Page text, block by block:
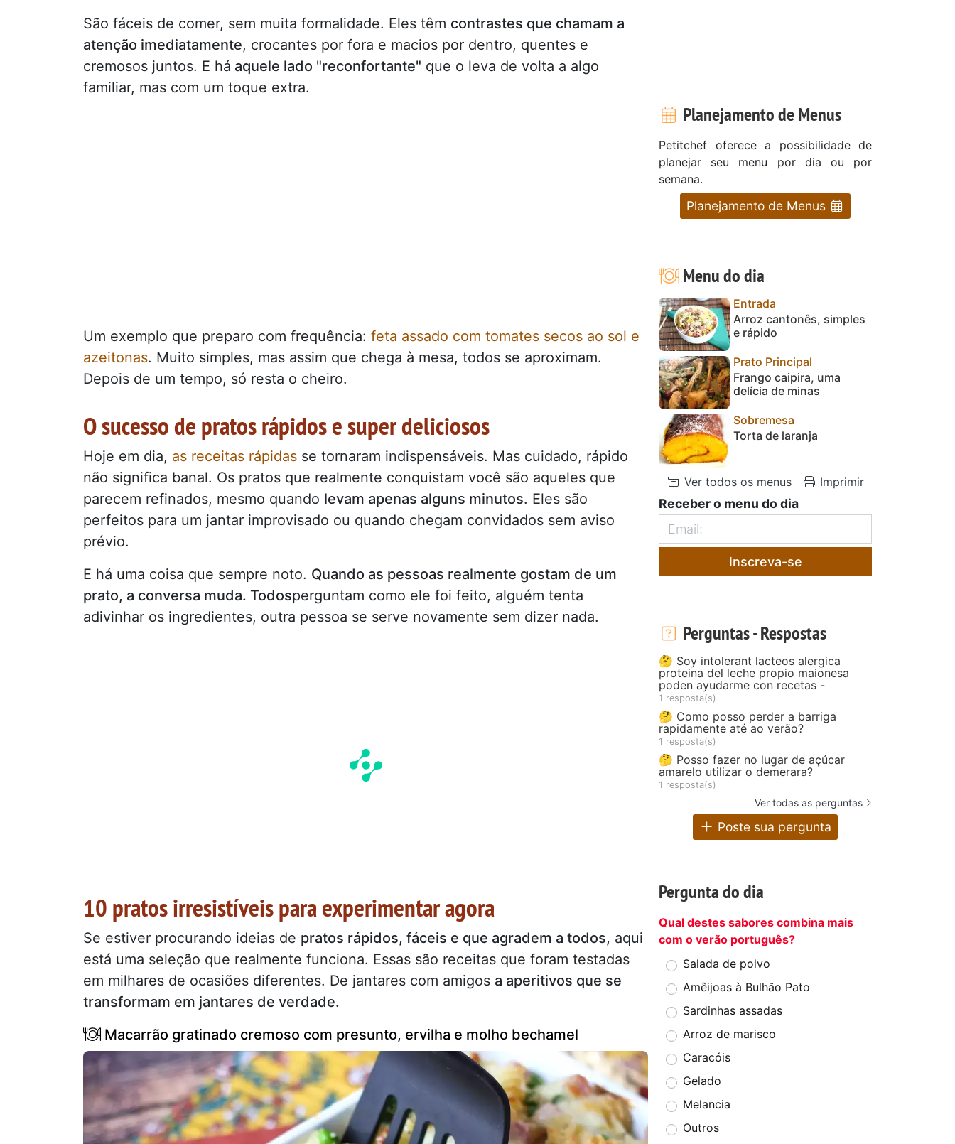
São fáceis de comer, sem muita formalidade. Eles têm contrastes que chamam a
atenção imediatamente, crocantes por fora e macios por dentro, quentes e
cremosos juntos. E há aquele lado "reconfortante" que o leva de volta a algo
familiar, mas com um toque extra.
Um exemplo que preparo com frequência: feta assado com tomates secos ao sol e
azeitonas. Muito simples, mas assim que chega à mesa, todos se aproximam.
Depois de um tempo, só resta o cheiro.
O sucesso de pratos rápidos e super deliciosos
Hoje em dia, as receitas rápidas se tornaram indispensáveis. Mas cuidado, rápido
não significa banal. Os pratos que realmente conquistam você são aqueles que
parecem refinados, mesmo quando levam apenas alguns minutos. Eles são
perfeitos para um jantar improvisado ou quando chegam convidados sem aviso
prévio.
E há uma coisa que sempre noto. Quando as pessoas realmente gostam de um
prato, a conversa muda. Todosperguntam como ele foi feito, alguém tenta
adivinhar os ingredientes, outra pessoa se serve novamente sem dizer nada.
10 pratos irresistíveis para experimentar agora
Se estiver procurando ideias de pratos rápidos, fáceis e que agradem a todos, aqui
está uma seleção que realmente funciona. Essas são receitas que foram testadas
em milhares de ocasiões diferentes. De jantares com amigos a aperitivos que se
transformam em jantares de verdade.
Macarrão gratinado cremoso com presunto, ervilha e molho bechamel
Planejamento de Menus
Petitchef oferece a possibilidade de
planejar seu menu por dia ou por
semana.
Planejamento de Menus
Menu do dia
Entrada
Arroz cantonês, simples
e rápido
Prato Principal
Frango caipira, uma
delícia de minas
Sobremesa
Torta de laranja
Ver todos os menus Imprimir
Receber o menu do dia
Inscreva-se
Perguntas - Respostas
🤔 Soy intolerant lacteos alergica
proteina del leche propio maionesa
poden ayudarme con recetas -
1 resposta(s)
🤔 Como posso perder a barriga
rapidamente até ao verão?
1 resposta(s)
🤔 Posso fazer no lugar de açúcar
amarelo utilizar o demerara?
1 resposta(s)
Ver todas as perguntas
Poste sua pergunta
Pergunta do dia
Qual destes sabores combina mais
com o verão português?
Salada de polvo
Amêijoas à Bulhão Pato
Sardinhas assadas
Arroz de marisco
Caracóis
Gelado
Melancia
Outros